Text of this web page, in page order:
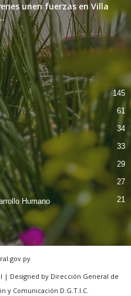
unen fuerzas en Villa
145
61
34
33
29
27
Humano 21
Designed by Dirección General de
y Comunicación D.G.T.I.C.